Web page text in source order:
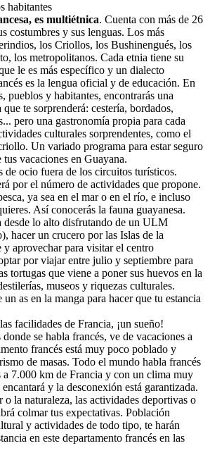
habitantes
es multiétnica. Cuenta con más de 26
costumbres y sus lenguas. Los más
los Criollos, los Bushinengués, los
los metropolitanos. Cada etnia tiene su
le es más específico y un dialecto
es la lengua oficial y de educación. En
pueblos y habitantes, encontrarás una
te sorprenderá: cestería, bordados,
pero una gastronomía propia para cada
culturales sorprendentes, como el
Un variado programa para estar seguro
vacaciones en Guayana.
de ocio fuera de los circuitos turísticos.
por el número de actividades que propone.
ya sea en el mar o en el río, e incluso
Así conocerás la fauna guayanesa.
desde lo alto disfrutando de un ULM
hacer un crucero por las Islas de la
y aprovechar para visitar el centro
por viajar entre julio y septiembre para
tortugas que viene a poner sus huevos en la
museos y riquezas culturales.
un as en la manga para hacer que tu estancia
facilidades de Francia, ¡un sueño!
se habla francés, ve de vacaciones a
francés está muy poco poblado y
de masas. Todo el mundo habla francés
a 7.000 km de Francia y con un clima muy
y la desconexión está garantizada.
o la naturaleza, las actividades deportivas o
colmar tus expectativas. Población
y actividades de todo tipo, te harán
en este departamento francés en las